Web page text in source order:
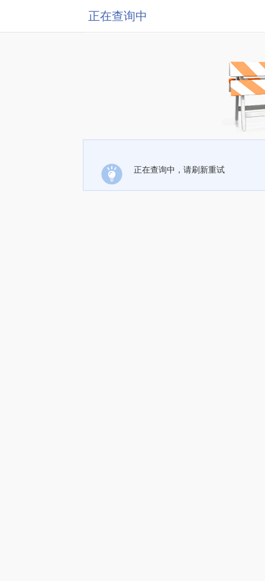
正在查询中
正在查询中，请刷新重试